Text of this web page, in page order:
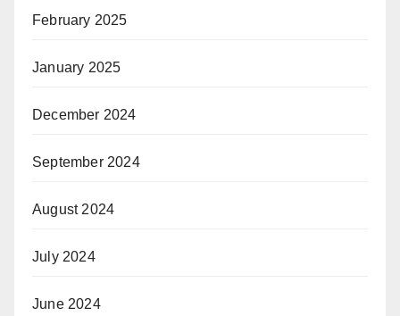
February 2025
January 2025
December 2024
September 2024
August 2024
July 2024
June 2024